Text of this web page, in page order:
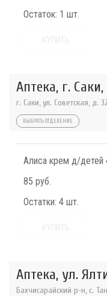
Остаток: 1 шт.
Аптека, г.
г. Саки, ул. Советская, д.
ВЫБРАТЬ ОТДЕЛЕНИЕ
Алиса крем д/детей
85 руб.
Остатки: 4 шт.
Аптека, ул.
Бахчисарайский р-н, с.